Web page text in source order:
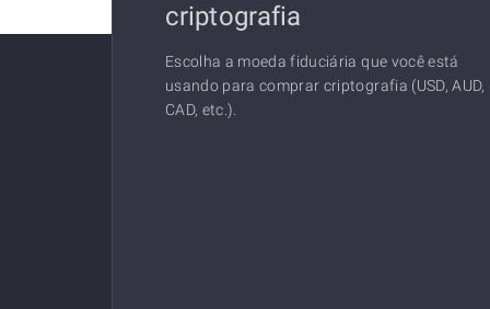
criptografia
Escolha a moeda fiduciária que você está
usando para comprar criptografia (USD, AUD,
CAD, etc.).